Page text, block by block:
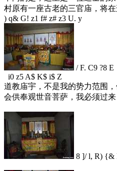
村原有一座古老的三官庙，将在
) q& G! z1 f# z# z3 U. y
/ F. C9 ?8
i0 z5 A$ K$ i$ Z
道教庙宇，不是我的势力范围
会供奉观世音菩萨，我必须过来
8 ]/ l, R) {&